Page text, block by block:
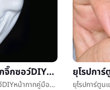
ว่างเปล่า1.0pvcทาสีเด็กจิ๊กซอว์DIYหน้ากากคู่มือEVAสัตว์เดรัจฉานแต่งตัวกะโหลกศีรษะผลิตการเรียนรู้วัสดุ
ว่างเปล่า1.0pvcทาสีเด็กจิ๊กซอว์DIYหน้ากากคู่มือEVAสัตว์เดรัจฉานแต่งตัวกะโหลกศีรษะผลิตการเรียนรู้วัสดุ